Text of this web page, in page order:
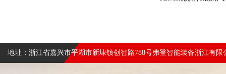
地址：浙江省嘉兴市平湖市新埭镇创智路788号弗登智能装备浙江有限